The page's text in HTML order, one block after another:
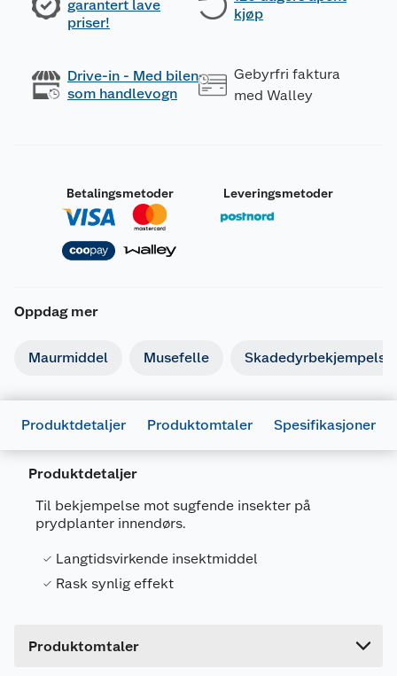
garantert lave
priser!
kjøp
Drive-in - Med bilen
som handlevogn
Gebyrfri faktura
med Walley
Betalingsmetoder Leveringsmetoder
Oppdag mer
Maurmiddel Musefelle Skadedyrbekjempelse
Produktdetaljer Produktomtaler Spesifikasjoner
Produktdetaljer
Til bekjempelse mot sugfende insekter på
prydplanter innendørs.
Langtidsvirkende insektmiddel
Rask synlig effekt
Produktomtaler
Generelt
Artikkelnummer
3664715028147
Forpakningsmål